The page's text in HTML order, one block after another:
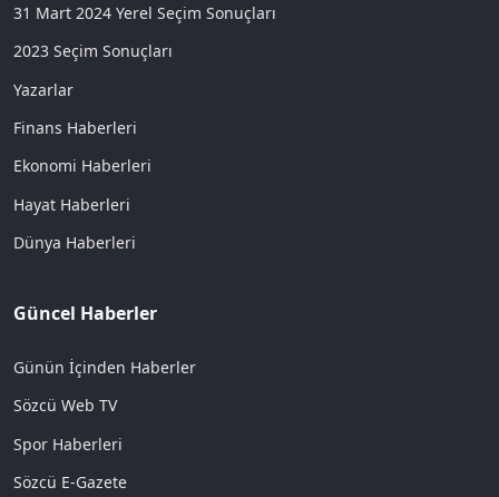
31 Mart 2024 Yerel Seçim Sonuçları
2023 Seçim Sonuçları
Yazarlar
Finans Haberleri
Ekonomi Haberleri
Hayat Haberleri
Dünya Haberleri
Güncel Haberler
Günün İçinden Haberler
Sözcü Web TV
Spor Haberleri
Sözcü E-Gazete